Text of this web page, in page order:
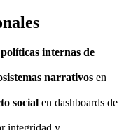
internas de
narrativos en
social en dashboards de
integridad y